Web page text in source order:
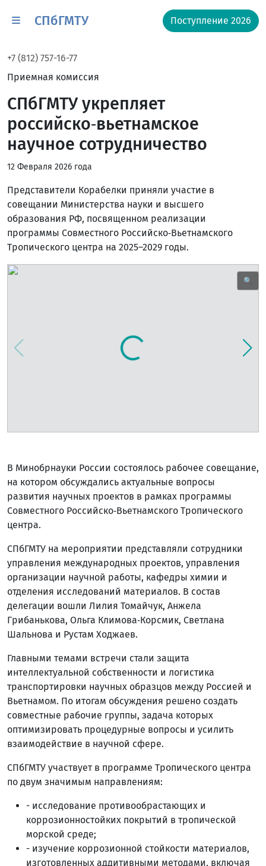
СПбГМТУ Поступление 2026
+7 (812) 757-16-77
Приемная комиссия
СПбГМТУ укрепляет
российско‑вьетнамское
научное сотрудничество
12 Февраля 2026 года
Представители Корабелки приняли участие в
совещании Министерства науки и высшего
образования РФ, посвященном реализации
программы Совместного Российско‑Вьетнамского
Тропического центра на 2025–2029 годы.
🔍
В Минобрнауки России состоялось рабочее совещание,
на котором обсуждались актуальные вопросы
развития научных проектов в рамках программы
Совместного Российско‑Вьетнамского Тропического
центра.
СПбГМТУ на мероприятии представляли сотрудники
управления международных проектов, управления
организации научной работы, кафедры химии и
отделения исследований материалов. В состав
делегации вошли Лилия Томайчук, Анжела
Грибанькова, Ольга Климова‑Корсмик, Светлана
Шальнова и Рустам Ходжаев.
Главными темами встречи стали защита
интеллектуальной собственности и логистика
транспортировки научных образцов между Россией и
Вьетнамом. По итогам обсуждения решено создать
совместные рабочие группы, задача которых
оптимизировать процедурные вопросы и усилить
взаимодействие в научной сфере.
СПбГМТУ участвует в программе Тропического центра
по двум значимым направлениям:
- исследование противообрастающих и
коррозионностойких покрытий в тропической
морской среде;
- изучение коррозионной стойкости материалов,
изготовленных аддитивными методами, включая